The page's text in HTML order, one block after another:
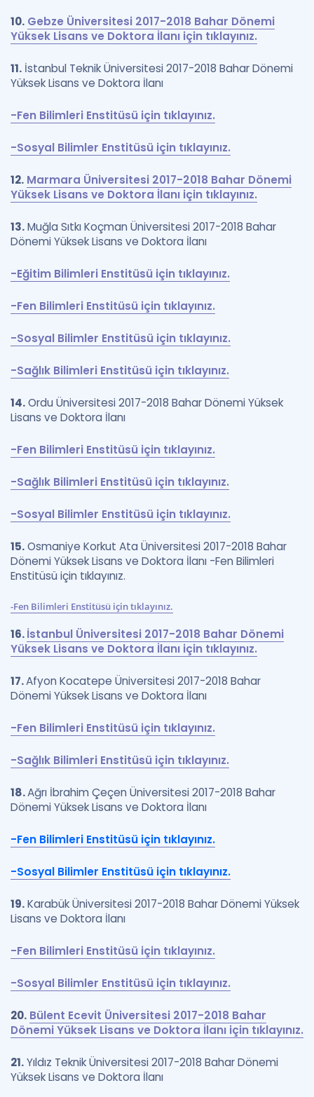
10. Gebze Üniversitesi 2017-2018 Bahar Dönemi
Yüksek Lisans ve Doktora İlanı için tıklayınız.
11. İstanbul Teknik Üniversitesi 2017-2018 Bahar Dönemi
Yüksek Lisans ve Doktora İlanı
-Fen Bilimleri Enstitüsü için tıklayınız.
-Sosyal Bilimler Enstitüsü için tıklayınız.
12. Marmara Üniversitesi 2017-2018 Bahar Dönemi
Yüksek Lisans ve Doktora İlanı için tıklayınız.
13.Muğla Sıtkı Koçman Üniversitesi 2017-2018 Bahar
Dönemi Yüksek Lisans ve Doktora İlanı
-Eğitim Bilimleri Enstitüsü için tıklayınız.
-Fen Bilimleri Enstitüsü için tıklayınız.
-Sosyal Bilimler Enstitüsü için tıklayınız.
-Sağlık Bilimleri Enstitüsü için tıklayınız.
14.Ordu Üniversitesi 2017-2018 Bahar Dönemi Yüksek
Lisans ve Doktora İlanı
-Fen Bilimleri Enstitüsü için tıklayınız.
-Sağlık Bilimleri Enstitüsü için tıklayınız.
-Sosyal Bilimler Enstitüsü için tıklayınız.
15.Osmaniye Korkut Ata Üniversitesi 2017-2018 Bahar
Dönemi Yüksek Lisans ve Doktora İlanı -Fen Bilimleri
Enstitüsü için tıklayınız.
-Fen Bilimleri Enstitüsü için tıklayınız.
16.İstanbul Üniversitesi 2017-2018 Bahar Dönemi
Yüksek Lisans ve Doktora İlanı için tıklayınız.
17.Afyon Kocatepe Üniversitesi 2017-2018 Bahar
Dönemi Yüksek Lisans ve Doktora İlanı
-Fen Bilimleri Enstitüsü için tıklayınız.
-Sağlık Bilimleri Enstitüsü için tıklayınız.
18.Ağrı İbrahim Çeçen Üniversitesi 2017-2018 Bahar
Dönemi Yüksek Lisans ve Doktora İlanı
-Fen Bilimleri Enstitüsü için tıklayınız.
-Sosyal Bilimler Enstitüsü için tıklayınız.
19.Karabük Üniversitesi 2017-2018 Bahar Dönemi Yüksek
Lisans ve Doktora İlanı
-Fen Bilimleri Enstitüsü için tıklayınız.
-Sosyal Bilimler Enstitüsü için tıklayınız.
20. Bülent Ecevit Üniversitesi 2017-2018 Bahar
Dönemi Yüksek Lisans ve Doktora İlanı için tıklayınız.
21.Yıldız Teknik Üniversitesi 2017-2018 Bahar Dönemi
Yüksek Lisans ve Doktora İlanı